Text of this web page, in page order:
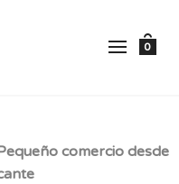
0
comercio desde